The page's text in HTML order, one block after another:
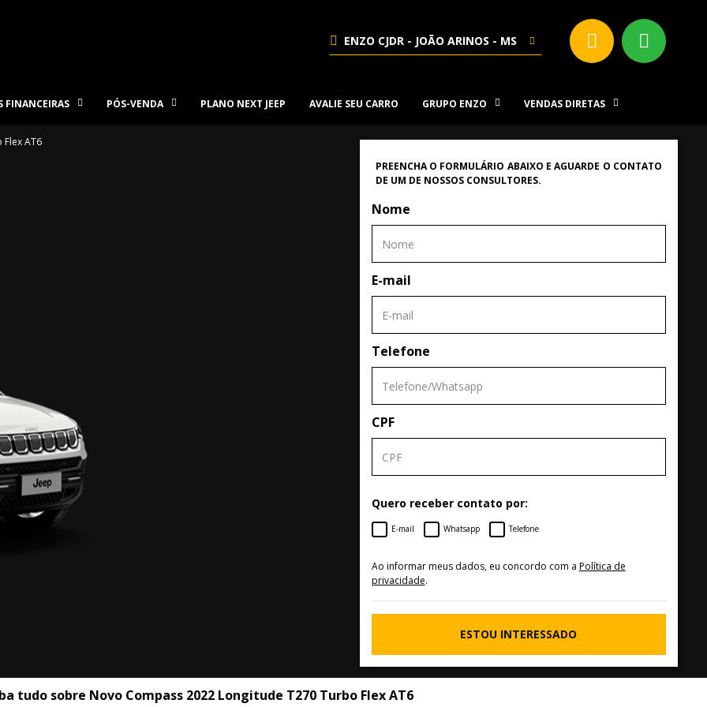
ENZO CJDR - JOÃO ARINOS - MS
FINANCEIRAS PÓS-VENDA PLANO NEXT JEEP AVALIE SEU CARRO GRUPO ENZO VENDAS DIRETAS
AT6
PREENCHA O FORMULÁRIO ABAIXO E AGUARDE O CONTATO
DE UM DE NOSSOS CONSULTORES.
Nome
E-mail
Telefone
CPF
Quero receber contato por:
E-mail Whatsapp Telefone
Ao informar meus dados, eu concordo com a Política de
privacidade.
ESTOU INTERESSADO
tudo sobre Novo Compass 2022 Longitude T270 Turbo Flex AT6